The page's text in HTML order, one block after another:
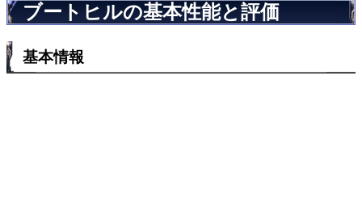
ブートヒルの基本性能と評価
基本情報